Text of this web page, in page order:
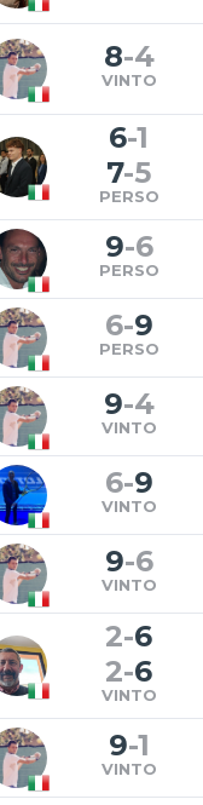
8-4
VINTO
6-1
7-5
PERSO
9-6
PERSO
6-9
PERSO
9-4
VINTO
6-9
VINTO
9-6
VINTO
2-6
2-6
VINTO
9-1
VINTO